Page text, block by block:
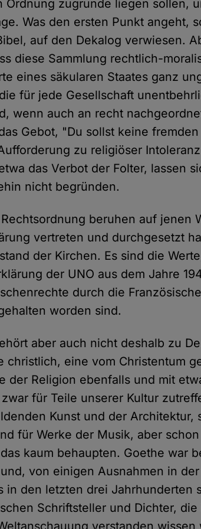
Ordnung zugrunde liegen sollen,
Was den ersten Punkt angeht,
auf den Dekalog verwiesen.
diese Sammlung rechtlich-
eines säkularen Staates ganz
für jede Gesellschaft
wenn auch an recht
Gebot, "Du sollst keine
zu religiöser
das Verbot der Folter, lassen
nicht begründen.
beruhen auf jenen
vertreten und durchgesetzt
der Kirchen. Es sind die
der UNO aus dem Jahre
durch die
worden sind.
aber auch nicht deshalb zu
christlich, eine vom Christentum
der Religion ebenfalls und mit
für Teile unserer Kultur
Kunst und der Architektur,
für Werke der Musik, aber
kaum behaupten. Goethe war
von einigen Ausnahmen in
in den letzten drei Jahrhunderten
Schriftsteller und Dichter,